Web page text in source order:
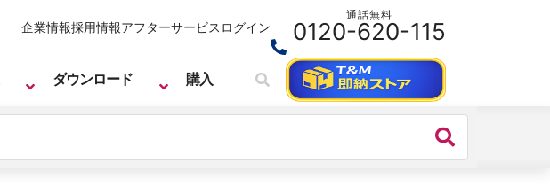
ダウンロード 購入
企業情報採用情報アフターサービス ログイン
通話無料
0120-620-115